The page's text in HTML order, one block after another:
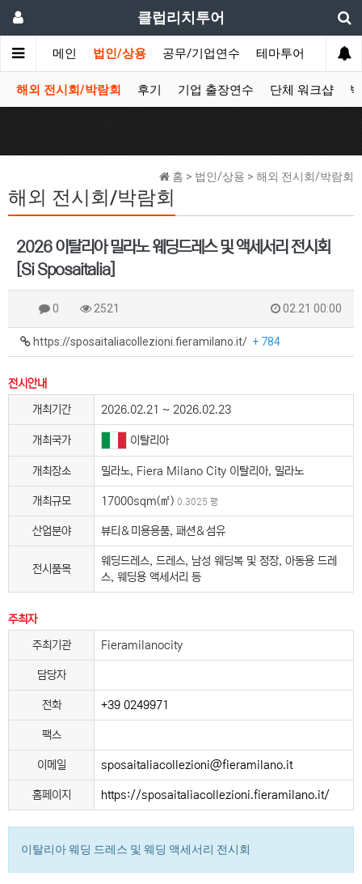
클럽리치투어
메인 법인/상용 공무/기업연수 테마투어 데이투
해외 전시회/박람회 후기 기업 출장연수 단체 워크샵
홈 > 법인/상용 > 해외 전시회/박람회
해외 전시회/박람회
2026 이탈리아 밀라노 웨딩드레스 및 액세서리 전시회
[Si Sposaitalia]
0 2521 02.21 00:00
https://sposaitaliacollezioni.fieramilano.it/ + 784
전시안내
개최기간
2026.02.21 ~ 2026.02.23
개최국가 이탈리아
개최장소 밀라노, Fiera Milano City 이탈리아, 밀라노
개최규모 17000sqm(㎡) 0.3025 평
산업분야 뷰티＆미용용품, 패션＆섬유
전시품목
웨딩드레스, 드레스, 남성 웨딩복 및 정장, 아동용 드레
스, 웨딩용 액세서리 등
주최자
주최기관
Fieramilanocity
담당자
전화 +39 0249971
팩스
이메일 sposaitaliacollezioni@fieramilano.it
홈페이지 https://sposaitaliacollezioni.fieramilano.it/
이탈리아 웨딩 드레스 및 웨딩 액세서리 전시회